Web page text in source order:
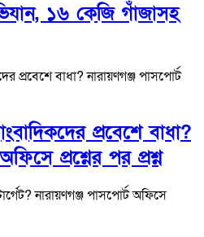
১৬ কেজি গাঁজাসহ
প্রবেশে বাধা?
প্রশ্নের পর প্রশ্ন